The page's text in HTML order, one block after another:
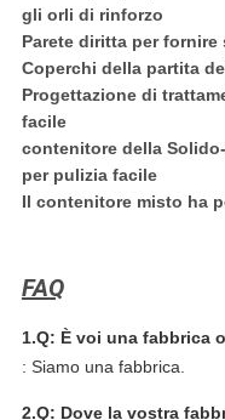
gli orli di rinforzo
Parete diritta per
Coperchi della partita
Progettazione di
facile
contenitore della
per pulizia facile
Il contenitore misto ha
FAQ
1.Q: È voi una fabbrica
: Siamo una fabbrica.
2.Q: Dove la vostra